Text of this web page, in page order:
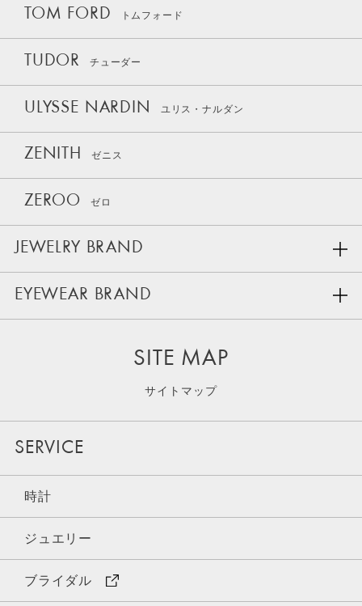
TOM FORD トムフォード
TUDOR チューダー
ULYSSE NARDIN ユリス・ナルダン
ZENITH ゼニス
ZEROO ゼロ
JEWELRY BRAND
EYEWEAR BRAND
SITE MAP
サイトマップ
SERVICE
時計
ジュエリー
ブライダル